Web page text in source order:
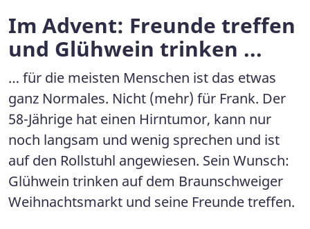
Im Advent: Freunde treffen
und Glühwein trinken ...
… für die meisten Menschen ist das etwas
ganz Normales. Nicht (mehr) für Frank. Der
58-Jährige hat einen Hirntumor, kann nur
noch langsam und wenig sprechen und ist
auf den Rollstuhl angewiesen. Sein Wunsch:
Glühwein trinken auf dem Braunschweiger
Weihnachtsmarkt und seine Freunde treffen.